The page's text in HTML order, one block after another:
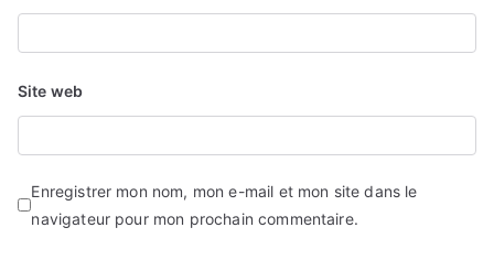
Site web
Enregistrer mon nom, mon e-mail et mon site dans le
navigateur pour mon prochain commentaire.